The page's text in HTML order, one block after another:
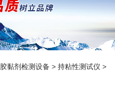
胶黏剂检测设备 >持粘性测试仪 >